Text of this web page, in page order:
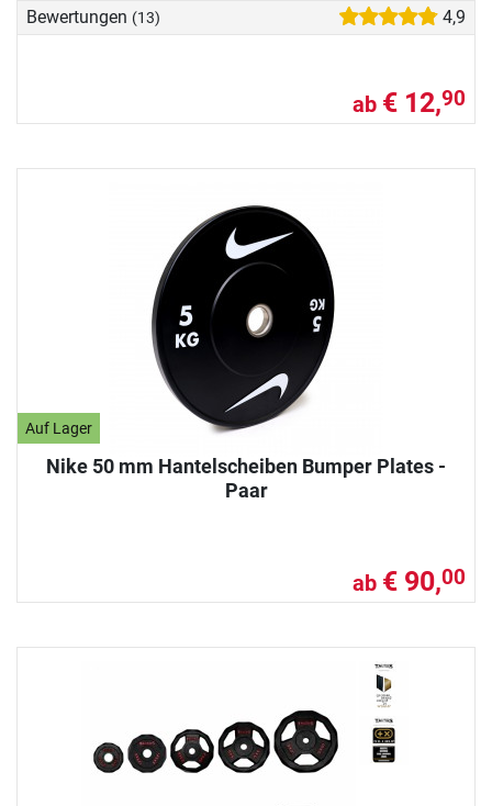
Bewertungen (13) 4,9
ab € 12,90
Auf Lager
Nike 50 mm Hantelscheiben Bumper Plates -
Paar
ab € 90,00